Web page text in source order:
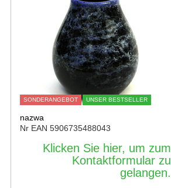
SONDERANGEBOT UNSER BESTSELLER
nazwa
Nr EAN 5906735488043
Klicken Sie hier, um zum
Kontaktformular zu
gelangen.